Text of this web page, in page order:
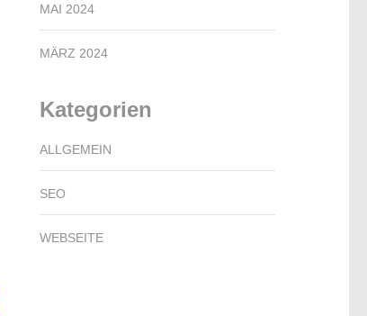
MAI 2024
MÄRZ 2024
Kategorien
ALLGEMEIN
SEO
WEBSEITE